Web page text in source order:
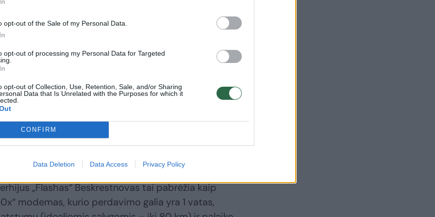
opt-out of the Sale of my Personal Data.
opt-out of processing my Personal Data for Targeted
opt-out of Collection, Use, Retention, Sale, and/or Sharing
Data that Is Unrelated with the Purposes for which it
CONFIRM
Data Deletion Data Access Privacy Policy
puolantį rusų droną
gamybą – surinkinėja
„kai kurie pranešimai rodo, kad dronas
kovinę galvutę“. Jame taip pat yra įrengta kamera,
tipo atakos dronui.
„RFD900x“ integravimas su „Pixhawk“
„Flashas“ Beskrestnovas tai pabrėžia kaip
modemas, kurio perdavimo galia yra 1 vatas,